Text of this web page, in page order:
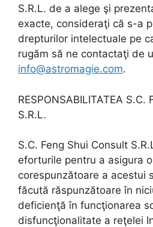
S.R.L. de a alege şi
exacte, consideraţi că s-a
drepturilor intelectuale pe
rugăm să ne contactaţi de
info@astromagie.com.
RESPONSABILITATEA S.C.
S.R.L.
S.C. Feng Shui Consult
eforturile pentru a asigura
corespunzătoare a acestui
făcută răspunzătoare în
deficienţă în funcţionarea
disfuncţionalitate a reţelei